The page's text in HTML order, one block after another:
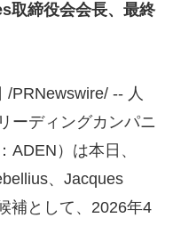
締役会会長、最終
/PRNewswire/ -- 人
ーディングカンパニ
ADEN）は本日、
、Jacques
補として、2026年4